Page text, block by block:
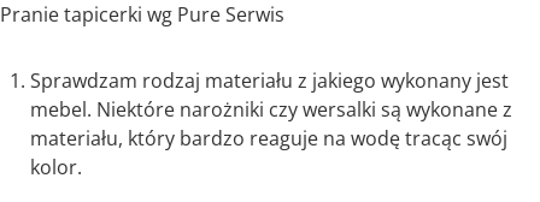
Pranie tapicerki wg Pure Serwis
Sprawdzam rodzaj materiału z jakiego wykonany jest
mebel. Niektóre narożniki czy wersalki są wykonane z
materiału, który bardzo reaguje na wodę tracąc swój
kolor.